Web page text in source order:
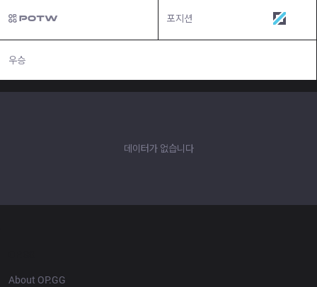
포지션
우승
데이터가 없습니다
About OP.GG